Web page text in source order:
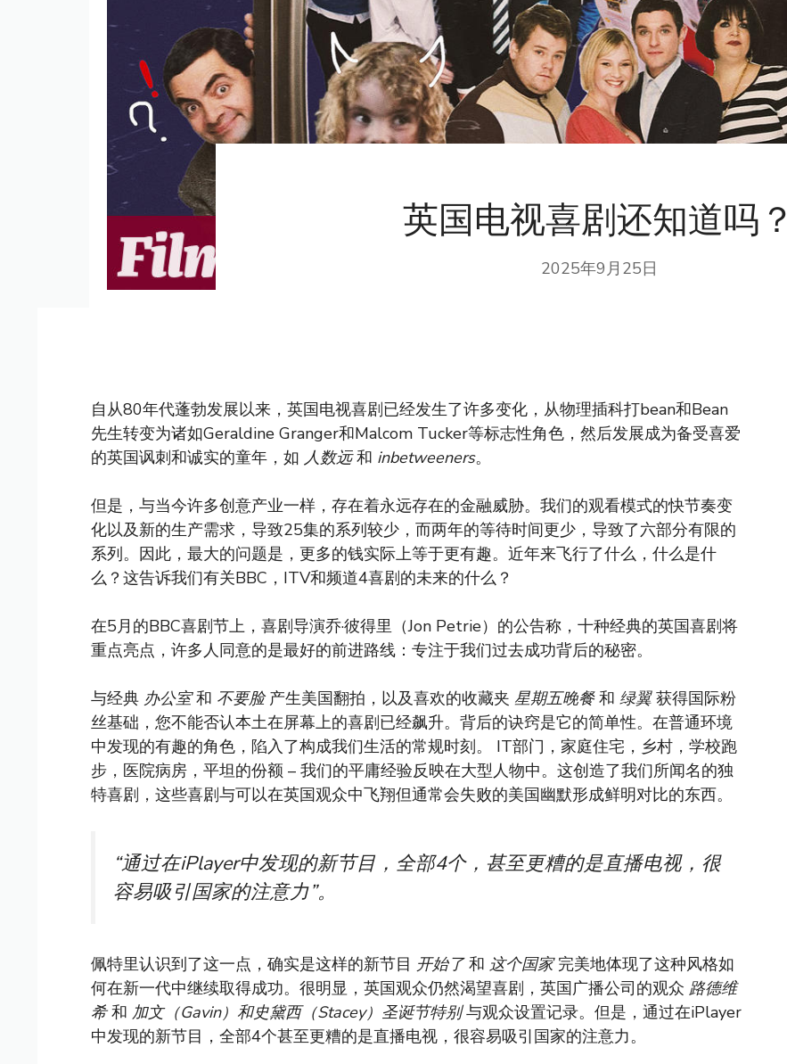
英国电视喜剧还知道吗？
2025年9月25日
自从80年代蓬勃发展以来，英国电视喜剧已经发生了许多变化，从物理插科打bean和Bean
先生转变为诸如Geraldine Granger和Malcom Tucker等标志性角色，然后发展成为备受喜爱
的英国讽刺和诚实的童年，如 人数远和 inbetweeners。
但是，与当今许多创意产业一样，存在着永远存在的金融威胁。我们的观看模式的快节奏变
化以及新的生产需求，导致25集的系列较少，而两年的等待时间更少，导致了六部分有限的
系列。因此，最大的问题是，更多的钱实际上等于更有趣。近年来飞行了什么，什么是什
么？这告诉我们有关BBC，ITV和频道4喜剧的未来的什么？
在5月的BBC喜剧节上，喜剧导演乔·彼得里（Jon Petrie）的公告称，十种经典的英国喜剧将
重点亮点，许多人同意的是最好的前进路线：专注于我们过去成功背后的秘密。
与经典 办公室和 不要脸产生美国翻拍，以及喜欢的收藏夹 星期五晚餐和 绿翼获得国际粉
丝基础，您不能否认本土在屏幕上的喜剧已经飙升。背后的诀窍是它的简单性。在普通环境
中发现的有趣的角色，陷入了构成我们生活的常规时刻。 IT部门，家庭住宅，乡村，学校跑
步，医院病房，平坦的份额 – 我们的平庸经验反映在大型人物中。这创造了我们所闻名的独
特喜剧，这些喜剧与可以在英国观众中飞翔但通常会失败的美国幽默形成鲜明对比的东西。
“通过在iPlayer中发现的新节目，全部4个，甚至更糟的是直播电视，很
容易吸引国家的注意力”。
佩特里认识到了这一点，确实是这样的新节目 开始了和 这个国家完美地体现了这种风格如
何在新一代中继续取得成功。很明显，英国观众仍然渴望喜剧，英国广播公司的观众 路德维
希和 加文（Gavin）和史黛西（Stacey）圣诞节特别与观众设置记录。但是，通过在iPlayer
中发现的新节目，全部4个甚至更糟的是直播电视，很容易吸引国家的注意力。